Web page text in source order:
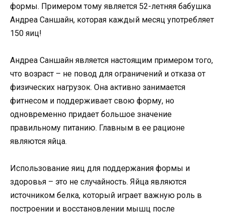
формы. Примером тому является 52-летняя бабушка
Андреа Саншайн, которая каждый месяц употребляет
150 яиц!
Андреа Саншайн является настоящим примером того,
что возраст – не повод для ограничений и отказа от
физических нагрузок. Она активно занимается
фитнесом и поддерживает свою форму, но
одновременно придает большое значение
правильному питанию. Главным в ее рационе
являются яйца.
Использование яиц для поддержания формы и
здоровья – это не случайность. Яйца являются
источником белка, который играет важную роль в
построении и восстановлении мышц после